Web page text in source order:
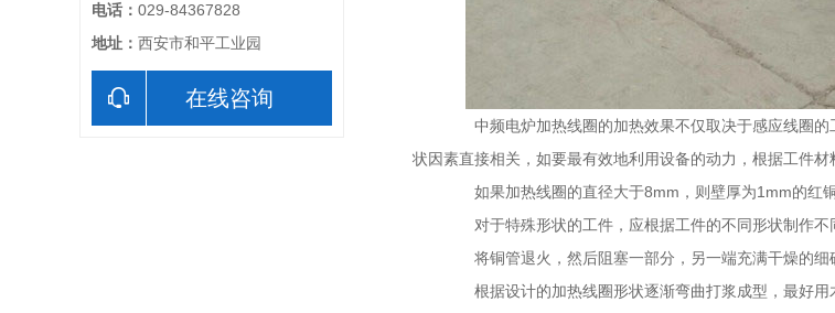
电话： 029-84367828
地址： 西安市和平工业园
在线咨询
中频电炉加热线圈的加热效果不仅取决于感应线圈的
状因素直接相关，如要最有效地利用设备的动力，根据工件材
如果加热线圈的直径大于8mm，则壁厚为1mm的红
对于特殊形状的工件，应根据工件的不同形状制作不
将铜管退火，然后阻塞一部分，另一端充满干燥的细
根据设计的加热线圈形状逐渐弯曲打浆成型，最好用